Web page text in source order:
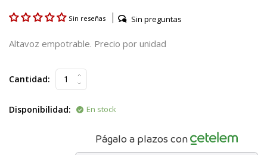
Sin reseñas Sin preguntas
Altavoz empotrable. Precio por unidad
Cantidad:
Disponibilidad: En stock
Págalo a plazos con